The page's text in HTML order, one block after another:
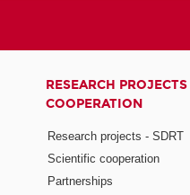
RESEARCH
COOPERATION
Research projects - SDRT
Scientific cooperation
Partnerships